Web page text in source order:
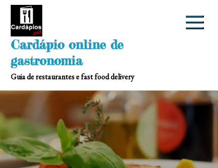
Skip
Cardápio online de
gastronomia
Guia de restaurantes e fast food delivery